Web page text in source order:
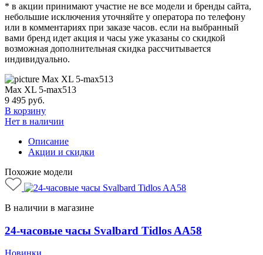
* в акции принимают участие не все модели и бренды сайта,
небольшие исключения уточняйте у оператора по телефону
или в комментариях при заказе часов. если на выбранный
вами бренд идет акция и часы уже указаны со скидкой
возможная дополнительная скидка рассчитывается
индивидуально.
Max XL 5-max513
9 495 руб.
В корзину
Нет в наличии
Описание
Акции и скидки
Похожие модели
В наличии в магазине
24-часовые часы Svalbard Tidlos AA58